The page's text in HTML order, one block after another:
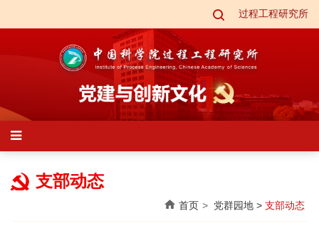
过程工程研究所
支部动态
首页 党群园地 > 支部动态